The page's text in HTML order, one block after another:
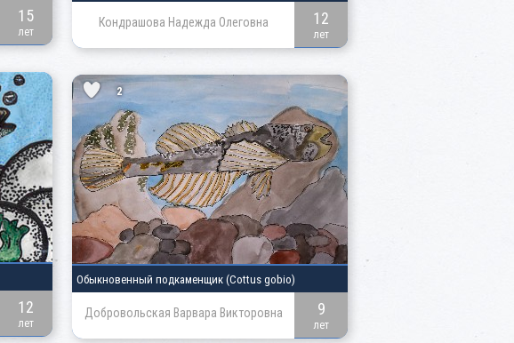
Кондрашова Надежда Олеговна 12
лет
15
лет
12
лет
2
Обыкновенный подкаменщик (Cottus gobio)
Добровольская Варвара Викторовна 9
лет